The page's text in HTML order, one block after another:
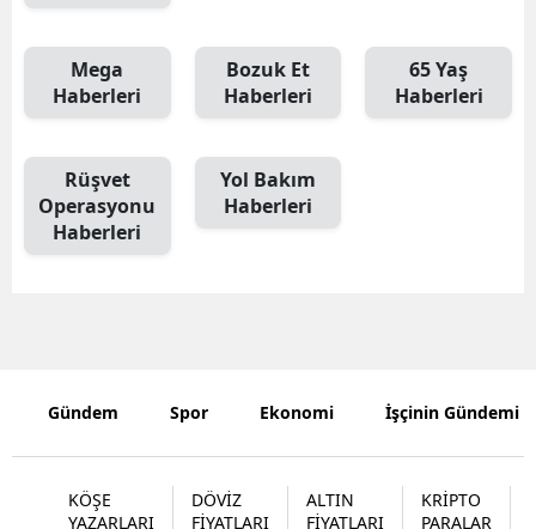
Mega
Haberleri
Bozuk Et
Haberleri
65 Yaş
Haberleri
Rüşvet
Operasyonu
Haberleri
Yol Bakım
Haberleri
Gündem Spor Ekonomi İşçinin Gündemi
KÖŞE
YAZARLARI
DÖVİZ
FİYATLARI
ALTIN
FİYATLARI
KRİPTO
PARALAR